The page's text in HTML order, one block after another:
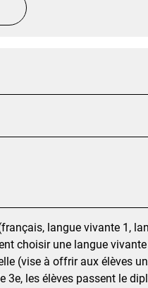
langue vivante 1,
choisir une langue
(vise à offrir aux élèves
les élèves passent le